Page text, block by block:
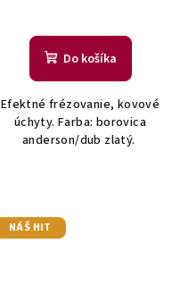
Do košíka
Efektné frézovanie, kovové
úchyty. Farba: borovica
anderson/dub zlatý.
NÁŠ HIT